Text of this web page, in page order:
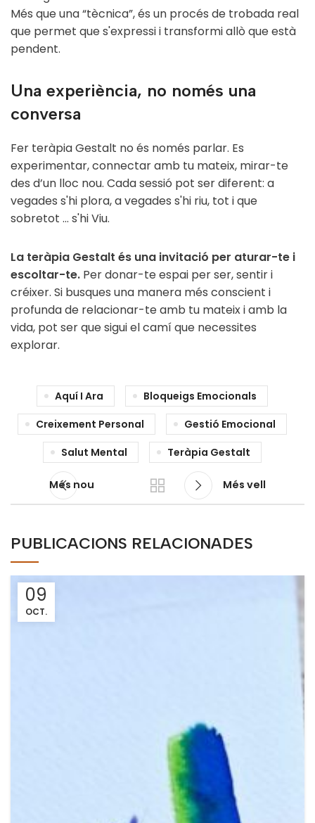
Més que una “tècnica”, és un procés de trobada real
que permet que s'expressi i transformi allò que està
pendent.
Una experiència, no només una
conversa
Fer teràpia Gestalt no és només parlar. Es
experimentar, connectar amb tu mateix, mirar-te
des d’un lloc nou. Cada sessió pot ser diferent: a
vegades s'hi plora, a vegades s'hi riu, tot i que
sobretot ... s'hi Viu.
La teràpia Gestalt és una invitació per aturar-te i
escoltar-te. Per donar-te espai per ser, sentir i
créixer. Si busques una manera més conscient i
profunda de relacionar-te amb tu mateix i amb la
vida, pot ser que sigui el camí que necessites
explorar.
Aquí I Ara
Bloqueigs Emocionals
Creixement Personal
Gestió Emocional
Salut Mental
Teràpia Gestalt
Més nou Més vell
PUBLICACIONS RELACIONADES
09
OCT.